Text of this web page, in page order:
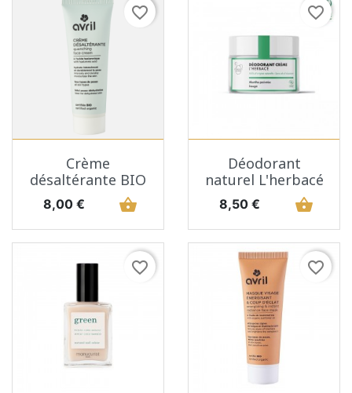
favorite_border
Crème
désaltérante BIO
Prix
8,00 € shopping_basket
favorite_border
Déodorant
naturel L'herbacé
Prix
8,50 € shopping_basket
favorite_border favorite_border